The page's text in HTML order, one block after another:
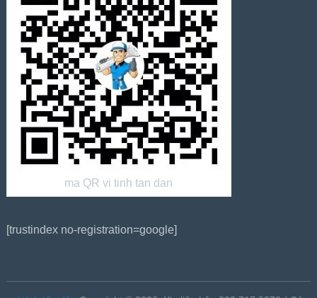
ma QR vi tinh tan dan
[trustindex no-registration=google]